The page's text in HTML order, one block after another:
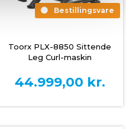
Bestillingsvare
Toorx PLX-8850 Sittende
Leg Curl-maskin
44.999,00 kr.